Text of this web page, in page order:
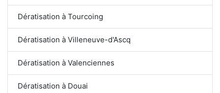
Dératisation à Tourcoing
Dératisation à Villeneuve-d'Ascq
Dératisation à Valenciennes
Dératisation à Douai